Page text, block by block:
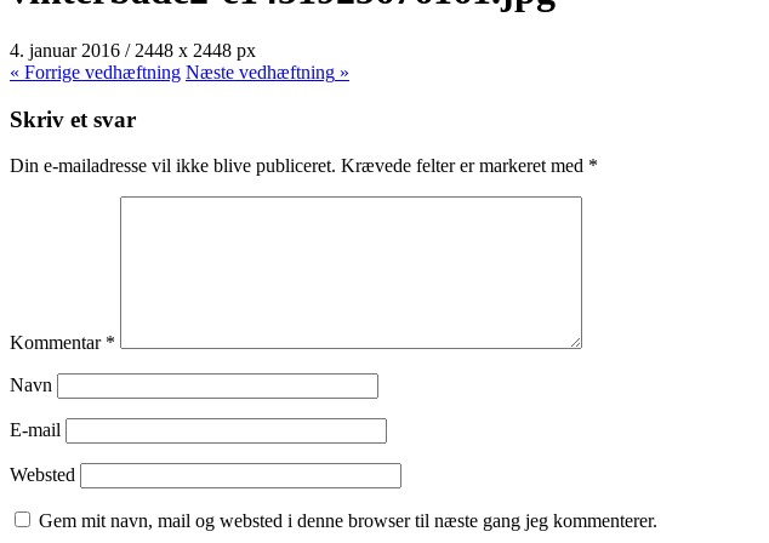
4. januar 2016 / 2448 x 2448 px
« Forrige vedhæftning Næste vedhæftning »
Skriv et svar
Din e-mailadresse vil ikke blive publiceret. Krævede felter er markeret med *
Kommentar *
Navn
E-mail
Websted
Gem mit navn, mail og websted i denne browser til næste gang jeg kommenterer.